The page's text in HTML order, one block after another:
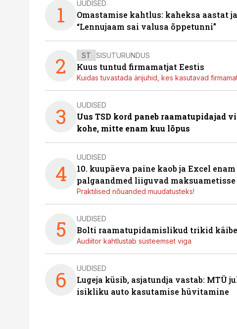
1 UUDISED
Omastamise kahtlus: kaheksa aastat
“Lennujaam sai valusa õppetunni”
2 ST SISUTURUNDUS
Kuus tuntud firmamatjat Eestis
Kuidas tuvastada ärijuhid, kes kasutavad
3 UUDISED
Uus TSD kord paneb raamatupidajad
kohe, mitte enam kuu lõpus
4
UUDISED
10. kuupäeva paine kaob ja Excel enam
palgaandmed liiguvad
Praktilised nõuanded muudatusteks!
5 UUDISED
Bolti raamatupidamislikud trikid
Audiitor kahtlustab süsteemset viga
6 UUDISED
Lugeja küsib, asjatundja vastab: MTÜ
isikliku auto kasutamise hüvitamine